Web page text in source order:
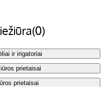
(0)
ir irigatoriai
prietaisai
prietaisai